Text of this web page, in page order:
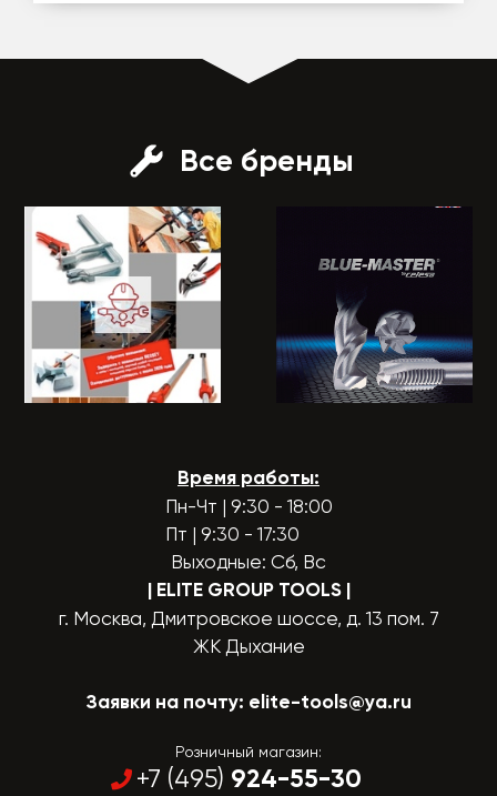
Все бренды
Время работы:
Пн-Чт | 9:30 - 18:00
Пт | 9:30 - 17:30
Выходные: Сб, Вс
| ELITE GROUP TOOLS |
г. Москва, Дмитровское шоссе, д. 13 пом. 7
ЖК Дыхание
Заявки на почту: elite-tools@ya.ru
Розничный магазин:
+7 (495) 924-55-30